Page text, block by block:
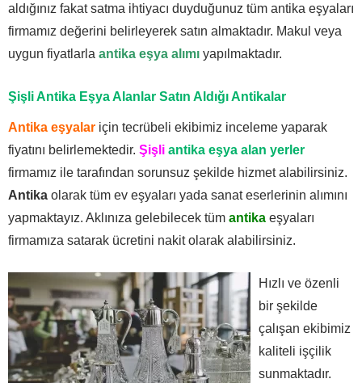
aldığınız fakat satma ihtiyacı duyduğunuz tüm antika eşyaları
firmamız değerini belirleyerek satın almaktadır. Makul veya
uygun fiyatlarla antika eşya alımı yapılmaktadır.
Şişli Antika Eşya Alanlar Satın Aldığı Antikalar
Antika eşyalar için tecrübeli ekibimiz inceleme yaparak
fiyatını belirlemektedir. Şişli antika eşya alan yerler
firmamız ile tarafından sorunsuz şekilde hizmet alabilirsiniz.
Antika olarak tüm ev eşyaları yada sanat eserlerinin alımını
yapmaktayız. Aklınıza gelebilecek tüm antika eşyaları
firmamıza satarak ücretini nakit olarak alabilirsiniz.
Hızlı ve özenli
bir şekilde
çalışan ekibimiz
kaliteli işçilik
sunmaktadır.